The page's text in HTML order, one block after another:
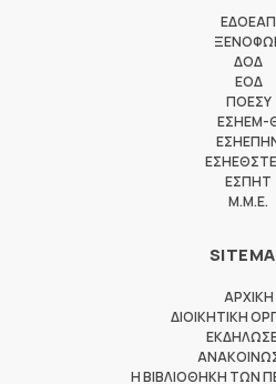
ΕΔΟΕΑΠ
ΔΟΔ
ΕΟΔ
ΠΟΕΣΥ
ΕΣΗΕΜ-
ΕΣΠΗΤ
M.M.E.
ΑΡΧΙΚΗ
ΔΙΟΙΚΗΤΙΚΗ
Η ΒΙΒΛΙΟΘΗΚΗ ΤΩΝ